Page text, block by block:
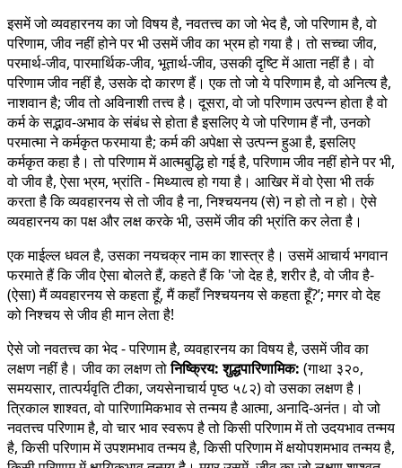
इसमें जो व्यवहारनय का जो विषय है, नवतत्त्व का जो भेद है, जो परिणाम है, वो
परिणाम, जीव नहीं होने पर भी उसमें जीव का भ्रम हो गया है। तो सच्चा जीव,
परमार्थ-जीव, पारमार्थिक-जीव, भूतार्थ-जीव, उसकी दृष्टि में आता नहीं है। वो
परिणाम जीव नहीं है, उसके दो कारण हैं। एक तो जो ये परिणाम है, वो अनित्य है,
नाशवान है; जीव तो अविनाशी तत्त्व है। दूसरा, वो जो परिणाम उत्पन्न होता है वो
कर्म के सद्भाव-अभाव के संबंध से होता है इसलिए ये जो परिणाम हैं नौ, उनको
परमात्मा ने कर्मकृत फरमाया है; कर्म की अपेक्षा से उत्पन्न हुआ है, इसलिए
कर्मकृत कहा है। तो परिणाम में आत्मबुद्धि हो गई है, परिणाम जीव नहीं होने पर भी,
वो जीव है, ऐसा भ्रम, भ्रांति - मिथ्यात्व हो गया है। आखिर में वो ऐसा भी तर्क
करता है कि व्यवहारनय से तो जीव है ना, निश्चयनय (से) न हो तो न हो। ऐसे
व्यवहारनय का पक्ष और लक्ष करके भी, उसमें जीव की भ्रांति कर लेता है।
एक माईल्ल धवल है, उसका नयचक्र नाम का शास्त्र है। उसमें आचार्य भगवान
फरमाते हैं कि जीव ऐसा बोलते हैं, कहते हैं कि 'जो देह है, शरीर है, वो जीव है-
(ऐसा) मैं व्यवहारनय से कहता हूँ, मैं कहाँ निश्चयनय से कहता हूँ?’; मगर वो देह
को निश्चय से जीव ही मान लेता है!
ऐसे जो नवतत्त्व का भेद - परिणाम है, व्यवहारनय का विषय है, उसमें जीव का
लक्षण नहीं है। जीव का लक्षण तोनिष्क्रिय: शुद्धपारिणामिक: (गाथा ३२०,
समयसार, तात्पर्यवृति टीका, जयसेनाचार्य पृष्ठ ५८२) वो उसका लक्षण है।
त्रिकाल शाश्वत, वो पारिणामिकभाव से तन्मय है आत्मा, अनादि-अनंत। वो जो
नवतत्त्व परिणाम है, वो चार भाव स्वरूप है तो किसी परिणाम में तो उदयभाव तन्मय
है, किसी परिणाम में उपशमभाव तन्मय है, किसी परिणाम में क्षयोपशमभाव तन्मय है,